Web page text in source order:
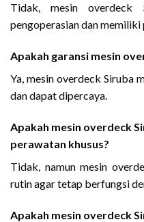
Tidak, mesin overdeck
pengoperasian dan memiliki
Apakah garansi mesin
Ya, mesin overdeck Siruba
dan dapat dipercaya.
Apakah mesin overdeck
perawatan khusus?
Tidak, namun mesin
rutin agar tetap berfungsi
Apakah mesin overdeck